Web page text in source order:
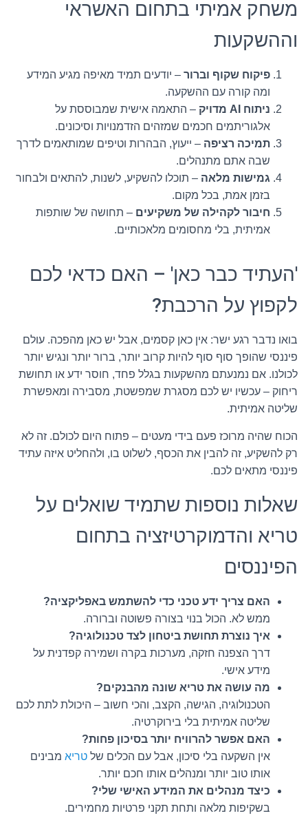
משחק אמיתי בתחום האשראי
וההשקעות
פיקוח שקוף וברור – יודעים תמיד מאיפה מגיע המידע
ומה קורה עם ההשקעה.
ניתוח AI מדויק
– התאמה אישית שמבוססת על
אלגוריתמים חכמים שמזהים הזדמנויות וסיכונים.
תמיכה רציפה – ייעוץ, הבהרות וטיפים שמותאמים לדרך
שבה אתם מתנהלים.
גמישות מלאה – תוכלו להשקיע, לשנות, להתאים ולבחור
בזמן אמת, בכל מקום.
חיבור לקהילה של משקיעים – תחושה של שותפות
אמיתית, בלי מחסומים מלאכותיים.
'העתיד כבר כאן' – האם כדאי לכם
לקפוץ על הרכבת?
בואו נדבר רגע ישר: אין כאן קסמים, אבל יש כאן מהפכה. עולם
פיננסי שהופך סוף סוף להיות קרוב יותר, ברור יותר ונגיש יותר
לכולנו. אם נמנעתם מהשקעות בגלל פחד, חוסר ידע או תחושת
ריחוק – עכשיו יש לכם מסגרת שמפשטת, מסבירה ומאפשרת
שליטה אמיתית.
הכוח שהיה מרוכז פעם בידי מעטים – פתוח היום לכולם. זה לא
רק להשקיע, זה להבין את הכסף, לשלוט בו, ולהחליט איזה עתיד
פיננסי מתאים לכם.
שאלות נוספות שתמיד שואלים על
טריא והדמוקרטיזציה בתחום
הפיננסים
האם צריך ידע טכני כדי להשתמש באפליקציה?
ממש לא. הכול בנוי בצורה פשוטה וברורה.
איך נוצרת תחושת ביטחון לצד טכנולוגיה?
דרך הצפנה חזקה, מערכות בקרה ושמירה קפדנית על
מידע אישי.
מה עושה את טריא שונה מהבנקים?
הטכנולוגיה, הגישה, הקצב, והכי חשוב – היכולת לתת לכם
שליטה אמיתית בלי בירוקרטיה.
האם אפשר להרוויח יותר בסיכון פחות?
אין השקעה בלי סיכון, אבל עם הכלים של טריא מבינים
אותו טוב יותר ומנהלים אותו חכם יותר.
כיצד מנהלים את המידע האישי שלי?
בשקיפות מלאה ותחת תקני פרטיות מחמירים.